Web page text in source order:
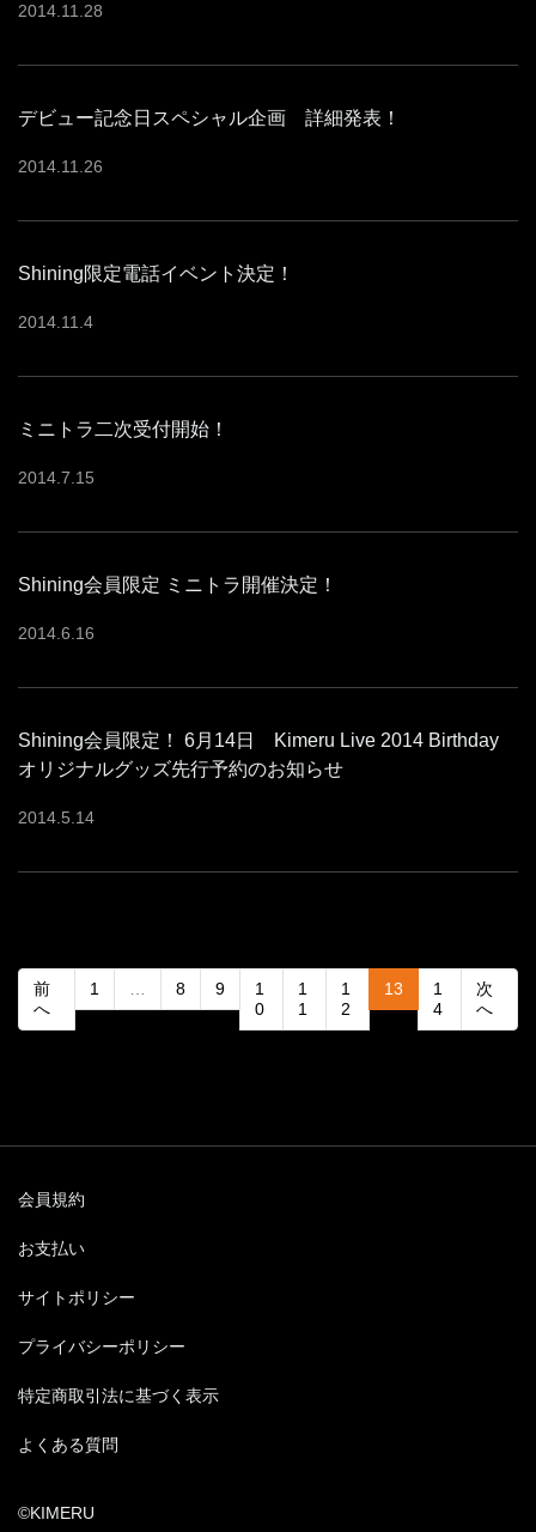
2014 11 28
デビュー記念日スペシャル企画 詳細発表！
2014 11 26
Shining限定電話イベント決定！
2014 11 4
ミニトラ二次受付開始！
2014 7 15
Shining会員限定 ミニトラ開催決定！
2014 6 16
Shining会員限定！ 6月14日 Kimeru Live 2014 Birthday
オリジナルグッズ先行予約のお知らせ
2014 5 14
前
へ
1 8 9
1
0
1
1
1
2
13(current)
1
4
次
へ
会員規約
お支払い
サイトポリシー
プライバシーポリシー
特定商取引法に基づく表示
よくある質問
©KIMERU